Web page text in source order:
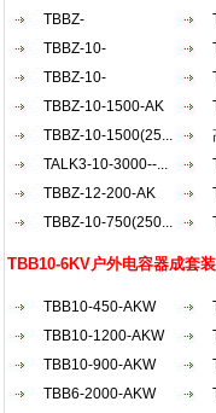
AKW AKW
TBBZ-
900（200+30...
TBBZ-10-
1200（20...
TBBZ-10-
900（150...
1500
TBBZ-10-1500-AK
TBBZ-10-1500(25...
TALK3-10-3000--...
TBBZ-12-200-AK
TBBZ-10-750(250...
1800
TBB10-6KV户外电容器成套
TBB10-450-AKW
AKW
TBB10-1200-AKW
TBB10-900-AKW
TBB6-2000-AKW